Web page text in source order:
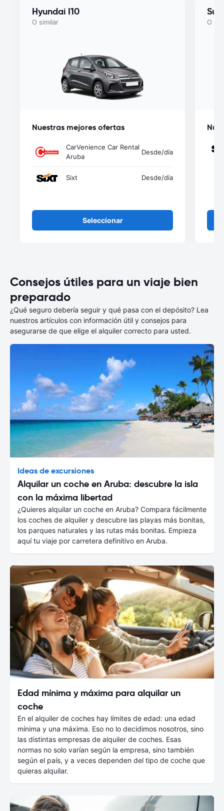
Hyundai I10
O similar
Nuestras mejores ofertas
CarVenience Car Rental
Aruba
Desde/día
Sixt Desde/día
Seleccionar
O
Consejos útiles para un viaje bien
preparado
¿Qué seguro debería seguir y qué pasa con el depósito? Lea
nuestros artículos con información útil y consejos para
asegurarse de que elige el alquiler correcto para usted.
Ideas de excursiones
Alquilar un coche en Aruba: descubre la isla
con la máxima libertad
¿Quieres alquilar un coche en Aruba? Compara fácilmente
los coches de alquiler y descubre las playas más bonitas,
los parques naturales y las rutas más bonitas. Empieza
aquí tu viaje por carretera definitivo en Aruba.
Edad mínima y máxima para alquilar un
coche
En el alquiler de coches hay límites de edad: una edad
mínima y una máxima. Eso no lo decidimos nosotros, sino
las distintas empresas de alquiler de coches. Esas
normas no solo varían según la empresa, sino también
según el país, y a veces dependen del tipo de coche que
quieras alquilar.